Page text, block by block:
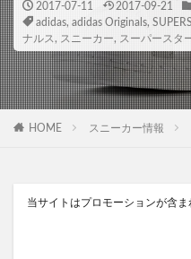
2017-07-11 2017-09-21
adidas, adidas Originals,
ナルス , スニーカー, スーパースタ
HOME スニーカー情報
当サイトはプロモーションが含